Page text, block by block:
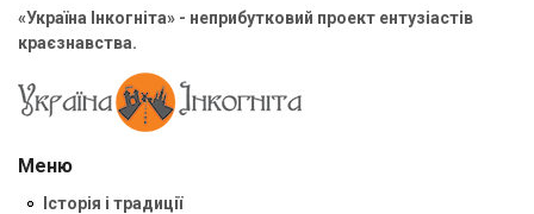
«Україна Інкогніта» - неприбутковий проект ентузіастів
краєзнавства.
Меню
Історія і традиції